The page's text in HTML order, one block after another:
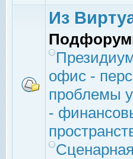
Из
офис -
проблемы
-